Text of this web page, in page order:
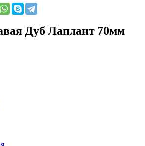
Дуб Лаплант 70мм